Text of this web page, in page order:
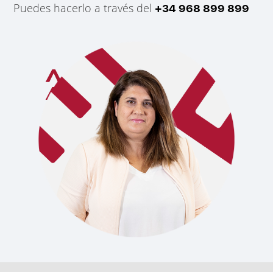
Puedes hacerlo a través del +34 968 899 899